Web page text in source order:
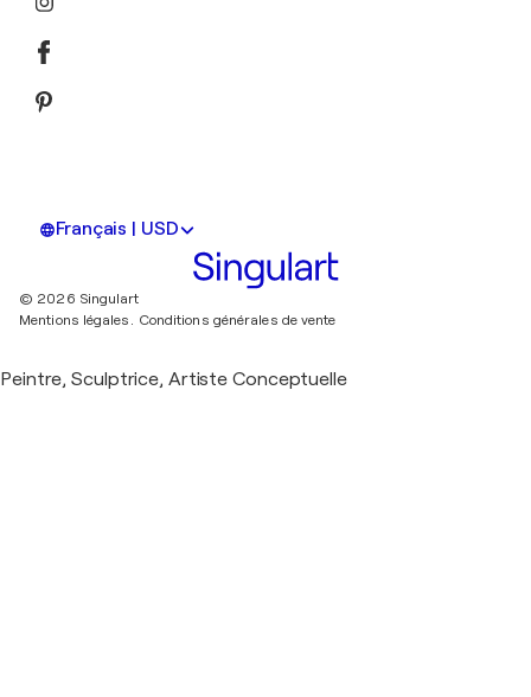
Français | USD
© 2026 Singulart
Mentions légales. Conditions générales de vente
Peintre, Sculptrice, Artiste Conceptuelle